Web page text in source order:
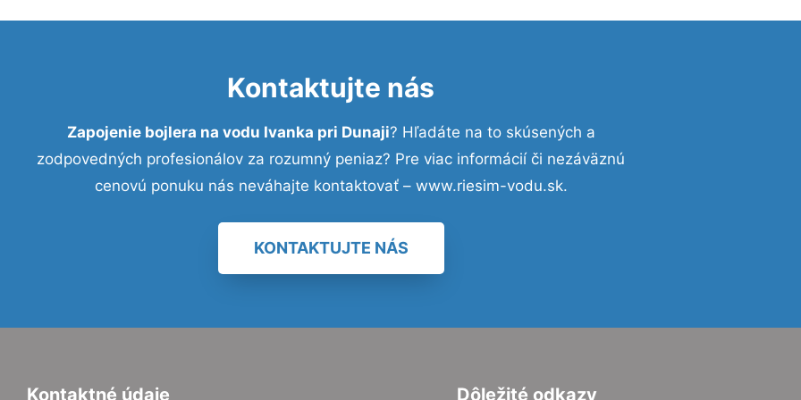
Kontaktujte nás
Zapojenie bojlera na vodu Ivanka pri Dunaji? Hľadáte na to skúsených a
zodpovedných profesionálov za rozumný peniaz? Pre viac informácií či nezáväznú
cenovú ponuku nás neváhajte kontaktovať – www.riesim-vodu.sk.
KONTAKTUJTE NÁS
Kontaktné údaje Dôležité odkazy